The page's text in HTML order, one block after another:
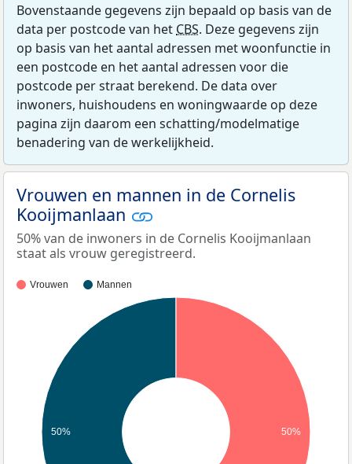
Bovenstaande gegevens zijn bepaald op basis van de
data per postcode van het CBS. Deze gegevens zijn
op basis van het aantal adressen met woonfunctie in
een postcode en het aantal adressen voor die
postcode per straat berekend. De data over
inwoners, huishoudens en woningwaarde op deze
pagina zijn daarom een schatting/modelmatige
benadering van de werkelijkheid.
Vrouwen en mannen in de Cornelis
Kooijmanlaan
50% van de inwoners in de Cornelis Kooijmanlaan
staat als vrouw geregistreerd.
Vrouwen Mannen
50% 50%